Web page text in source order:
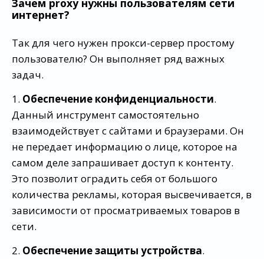
интернет?
Так для чего нужен прокси-сервер простому
пользователю? Он выполняет ряд важных
задач.
1. Обеспечение конфиденциальности.
Данный инструмент самостоятельно
взаимодействует с сайтами и браузерами. Он
не передает информацию о лице, которое на
самом деле запрашивает доступ к контенту.
Это позволит оградить себя от большого
количества рекламы, которая высвечивается, в
зависимости от просматриваемых товаров в
сети.
2. Обеспечение защиты устройства.